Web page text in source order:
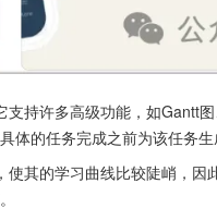
持许多高级功能，如Gantt
体的任务完成之前为该任务生
其的学习曲线比较陡峭，